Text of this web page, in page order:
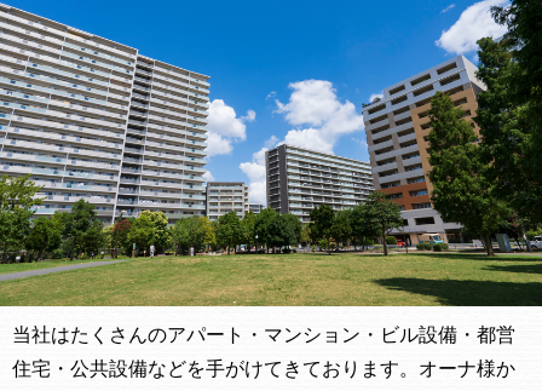
当社はたくさんのアパート・マンション・ビル設備・都営
住宅・公共設備などを手がけてきております。オーナ様か